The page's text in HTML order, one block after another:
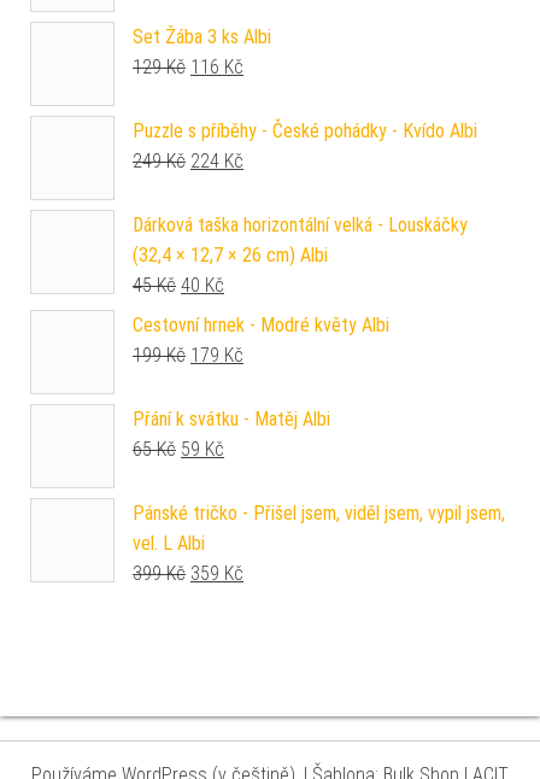
Set Žába 3 ks Albi
129Kč Původní cena byla: 129 Kč.
116 Kč
Puzzle s příběhy - České pohádky - Kvído Albi
249Kč Původní cena byla: 249 Kč.
224 Kč
Dárková taška horizontální velká - Louskáčky
(32,4 × 12,7 × 26 cm) Albi
45Kč Původní cena byla: 45 Kč.
40 Kč
Cestovní hrnek - Modré květy Albi
199Kč Původní cena byla: 199 Kč.
179 Kč
Přání k svátku - Matěj Albi
65Kč Původní cena byla: 65 Kč.
59 Kč
Pánské tričko - Přišel jsem, viděl jsem, vypil jsem,
vel. L Albi
399Kč Původní cena byla: 399 Kč.
359 Kč